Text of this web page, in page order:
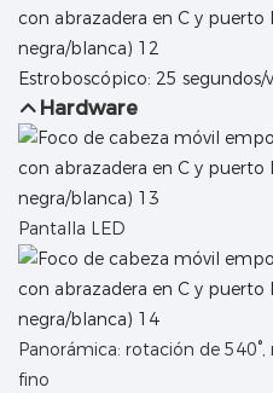
Estroboscópico: 25 segundos/
Hardware
Pantalla LED
Panorámica: rotación de
fino